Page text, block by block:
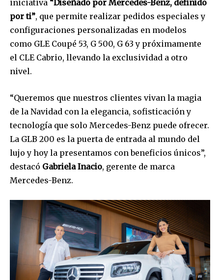
Join our community of
SUBSCRIBERS and be part of the
conversation.
To subscribe, simply enter your email address on our website
or click the subscribe button below. Don't worry, we respect
safe with us.
SUBSCRIBE
iniciativa “Diseñado por Mercedes-Benz, definido
por ti”, que permite realizar pedidos especiales y
configuraciones personalizadas en modelos
como GLE Coupé 53, G 500, G 63 y próximamente
el CLE Cabrio, llevando la exclusividad a otro
nivel.
“Queremos que nuestros clientes vivan la magia
de la Navidad con la elegancia, sofisticación y
tecnología que solo Mercedes-Benz puede ofrecer.
La GLB 200 es la puerta de entrada al mundo del
lujo y hoy la presentamos con beneficios únicos”,
destacó Gabriela Inacio, gerente de marca
Mercedes-Benz.